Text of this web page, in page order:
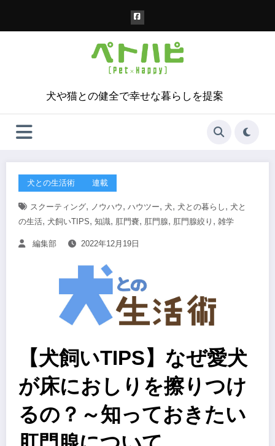
犬や猫との健全で幸せな暮らしを提案
犬との生活術 連載
スクーティング, ノウハウ , ハウツー, 犬, 犬との暮らし , 犬と
の生活, 犬飼いTIPS, 知識, 肛門嚢, 肛門腺, 肛門腺絞り , 雑学
編集部 2022年12月19日
【犬飼いTIPS】なぜ愛犬
が床におしりを擦りつけ
るの？～知っておきたい